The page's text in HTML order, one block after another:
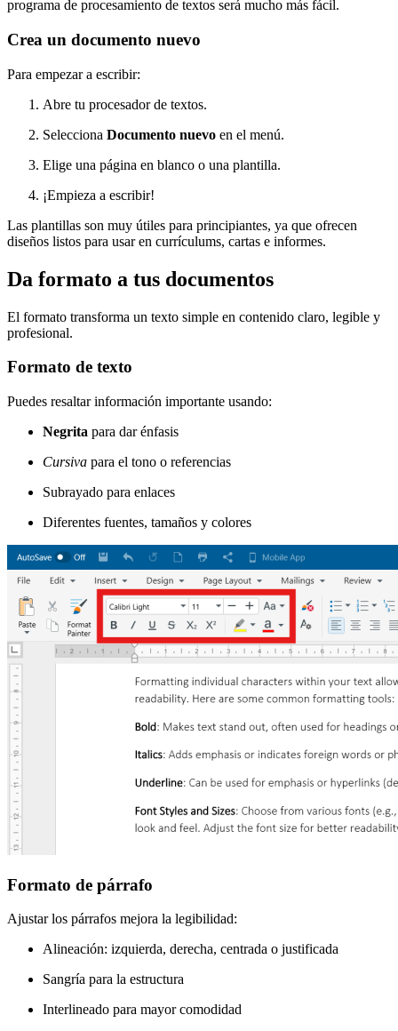
programa de procesamiento de textos será mucho más fácil.
Crea un documento nuevo
Para empezar a escribir:
Abre tu procesador de textos.
Selecciona Documento nuevo en el menú.
Elige una página en blanco o una plantilla.
¡Empieza a escribir!
Las plantillas son muy útiles para principiantes, ya que ofrecen
diseños listos para usar en currículums, cartas e informes.
Da formato a tus documentos
El formato transforma un texto simple en contenido claro, legible y
profesional.
Formato de texto
Puedes resaltar información importante usando:
Negrita para dar énfasis
Cursiva para el tono o referencias
Subrayado para enlaces
Diferentes fuentes, tamaños y colores
Formato de párrafo
Ajustar los párrafos mejora la legibilidad:
Alineación: izquierda, derecha, centrada o justificada
Sangría para la estructura
Interlineado para mayor comodidad